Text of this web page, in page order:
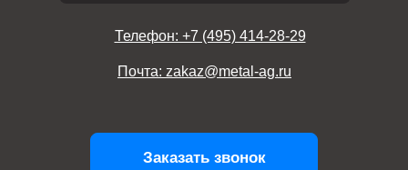
Телефон: +7 (495) 414-28-29
Почта: zakaz@metal-ag.ru
Заказать звонок